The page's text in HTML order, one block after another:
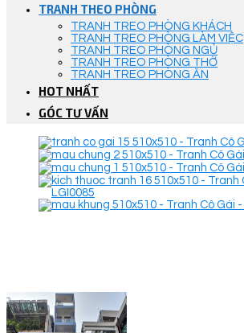
TRANH THEO PHÒNG
TRANH TREO PHÒNG KHÁCH
TRANH TREO PHÒNG LÀM VIỆC
TRANH TREO PHÒNG NGỦ
TRANH TREO PHÒNG THỜ
TRANH TREO PHÒNG ĂN
HOT NHẤT
GÓC TƯ VẤN